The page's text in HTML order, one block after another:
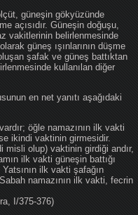
güneşin gökyüzünde
açısıdır. Güneşin doğuşu,
vakitlerinin belirlenmesinde
güneş ışınlarının düşme
şafak ve güneş battıktan
kullanılan diğer
en net yanıtı aşağıdaki
öğle namazının ilk vakti
ikindi vaktinin girmesidir.
misli olup) vaktinin girdiği andır,
ilk vakti güneşin battığı
ilk vakti şafağın
namazının ilk vakti, fecrin
I/375-376)